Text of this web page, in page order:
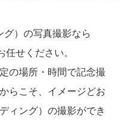
）の写真撮影なら
せください。
の場所・時間で記念撮
らこそ、イメージどお
ィング）の撮影ができ